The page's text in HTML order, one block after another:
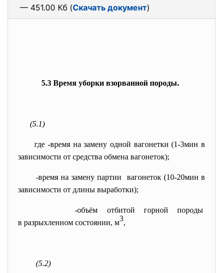
— 451.00 Кб (Скачать документ)
5.3 Время уборки взорванной породы.
(5.1)
где-время на замену одной вагонетки (1-3мин в
зависимости от средства обмена вагонеток);
-время на замену партии вагонеток (10-20мин в
зависимости от длины выработки);
-объём отбитой горной породы
в разрыхленном состоянии, м3,
(5.2)